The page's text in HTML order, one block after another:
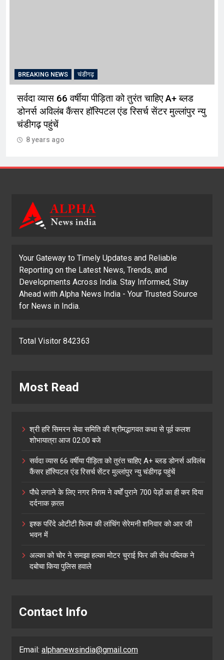
BREAKING NEWS चंडीगढ़
सर्वदा व्यास 66 वर्षीया पीड़िता को तुरंत चाहिए A+ ब्लड
डोनर्स अविलंब कैंसर हॉस्पिटल एंड रिसर्च सेंटर मुल्लांपुर न्यु
चंडीगढ़ पहुंचें
8 years ago
Your Gateway to Timely Updates and Reliable
Reporting on the Latest News, Trends, and
Developments Across India. Stay Informed, Stay
Ahead with Alpha News India - Your Trusted Source
for News in India.
Total Visitor 842363
Most Read
श्री हरि सिमरन सेवा समिति की श्रीमद्भागवत कथा से पूर्व कलश
शोभायात्रा आज 02:00 बजे
सर्वदा व्यास 66 वर्षीया पीड़िता को तुरंत चाहिए A+ ब्लड डोनर्स अविलंब
कैंसर हॉस्पिटल एंड रिसर्च सेंटर मुल्लांपुर न्यु चंडीगढ़ पहुंचें
पौधे लगाने के लिए नगर निगम ने वर्षों पुराने 700 पेड़ों का ही कर दिया
दर्दनाक क़त्ल
इश्क परिंदे ओटीटी फिल्म की लांचिंग सेरेमनी शनिवार को आर जी
भवन में
अल्का को चोर ने समझा हल्का मोटर चुराई फिर की सेंध पब्लिक ने
दबोचा किया पुलिस हवाले
Contact Info
Email: alphanewsindia@gmail.com